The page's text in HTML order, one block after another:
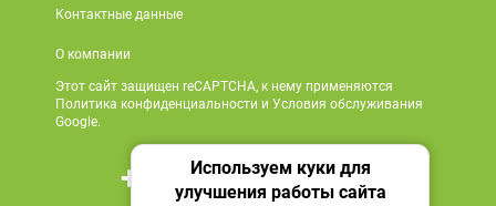
Контактные данные
О компании
Этот сайт защищен reCAPTCHA, к нему применяются
Политика конфиденциальности и Условия обслуживания
Google.
+7 495 419 18 18
Используем куки для
улучшения работы сайта